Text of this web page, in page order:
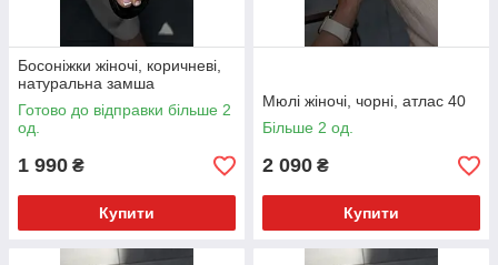
Босоніжки жіночі, коричневі,
натуральна замша
Готово до відправки більше 2
од.
1 990 ₴
Купити
Мюлі жіночі, чорні, атлас 40
Більше 2 од.
2 090 ₴
Купити